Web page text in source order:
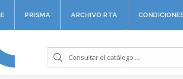
PRISMA ARCHIVO RTA